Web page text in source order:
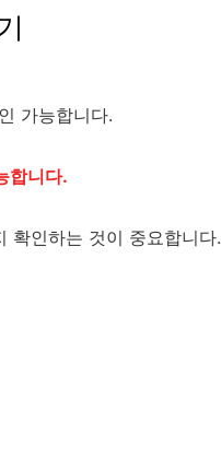
가능합니다.
합니다.
확인하는 것이 중요합니다.